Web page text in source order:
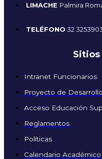
LIMACHE Palmira
TELÉFONO 32
Intranet Funcionarios
Proyecto de
Acceso Educación
Reglamentos
Políticas
Calendario Académico